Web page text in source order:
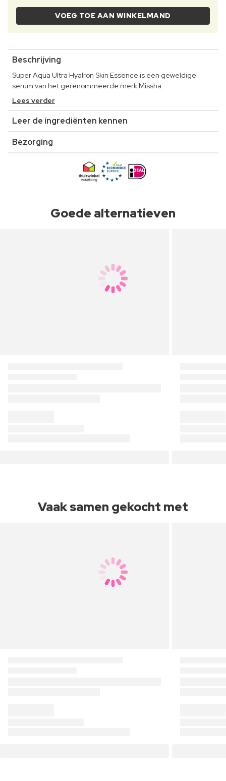
VOEG TOE AAN WINKELMAND
Beschrijving
Super Aqua Ultra Hyalron Skin Essence is een geweldige
serum van het gerenommeerde merk Missha.
Lees verder
Leer de ingrediënten kennen
Bezorging
Goede alternatieven
Vaak samen gekocht met